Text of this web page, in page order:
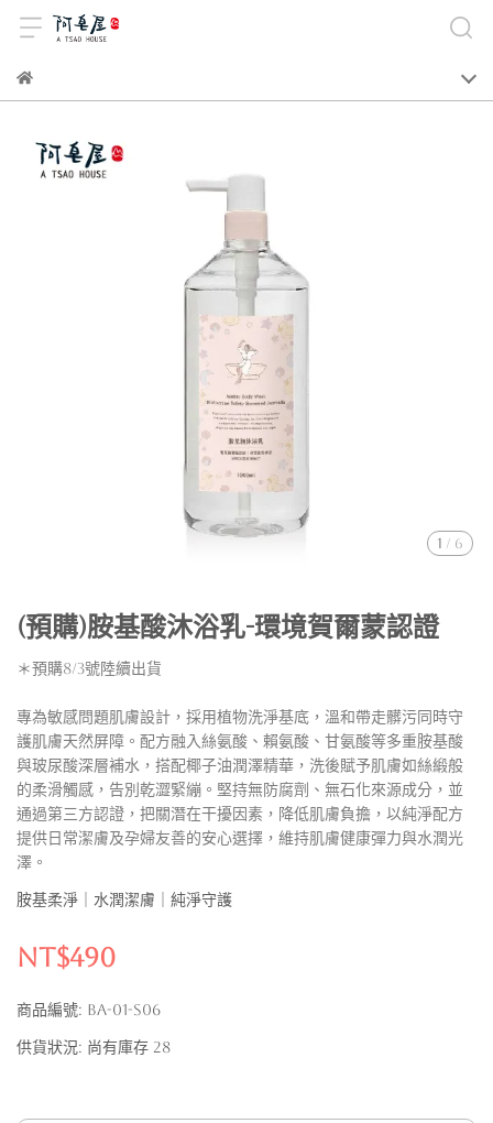
1 / 6
(預購)胺基酸沐浴乳-環境賀爾蒙認證
＊預購8/3號陸續出貨
專為敏感問題肌膚設計，採用植物洗淨基底，溫和帶走髒污同時守
護肌膚天然屏障。配方融入絲氨酸、賴氨酸、甘氨酸等多重胺基酸
與玻尿酸深層補水，搭配椰子油潤澤精華，洗後賦予肌膚如絲緞般
的柔滑觸感，告別乾澀緊繃。堅持無防腐劑、無石化來源成分，並
通過第三方認證，把關潛在干擾因素，降低肌膚負擔，以純淨配方
提供日常潔膚及孕婦友善的安心選擇，維持肌膚健康彈力與水潤光
澤。
胺基柔淨｜水潤潔膚｜純淨守護
NT$490
商品編號: BA-01-S06
供貨狀況: 尚有庫存 28